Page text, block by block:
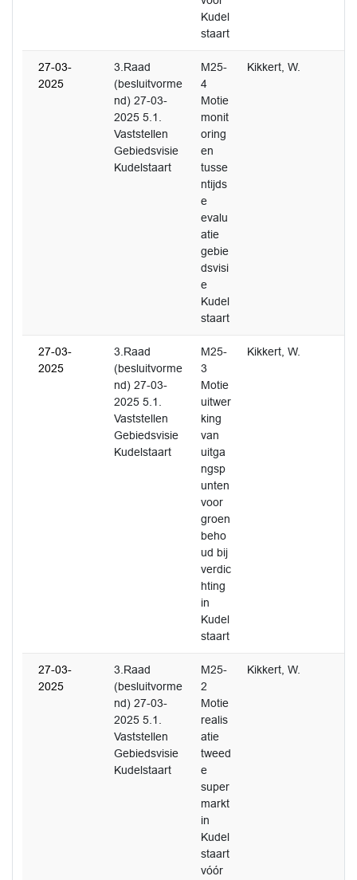
Kudel
staart
27-03-
2025
3.Raad
(besluitvorme
nd) 27-03-
2025 5.1.
Vaststellen
Gebiedsvisie
Kudelstaart
M25-
4
Motie
monit
oring
en
tusse
ntijds
e
evalu
atie
gebie
dsvisi
e
Kudel
staart
Kikkert, W.
27-03-
2025
3.Raad
(besluitvorme
nd) 27-03-
2025 5.1.
Vaststellen
Gebiedsvisie
Kudelstaart
M25-
3
Motie
uitwer
king
van
uitga
ngsp
unten
voor
groen
beho
ud bij
verdic
hting
in
Kudel
staart
Kikkert, W.
27-03-
2025
3.Raad
(besluitvorme
nd) 27-03-
2025 5.1.
Vaststellen
Gebiedsvisie
Kudelstaart
M25-
2
Motie
realis
atie
tweed
e
super
markt
in
Kudel
staart
vóór
Kikkert, W.